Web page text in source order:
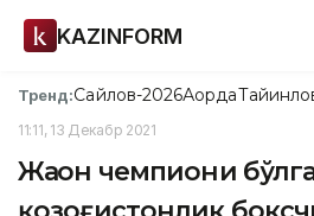
KAZINFORM
Тренд:Сайлов-2026Ақорда
11:11, 13 Декабр 2021
Жаҳон чемпиони